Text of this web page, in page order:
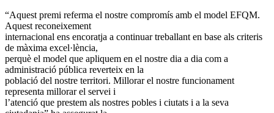
“Aquest premi referma el nostre compromís amb el model EFQM.
Aquest reconeixement
internacional ens encoratja a continuar treballant en base als criteris
de màxima excel·lència,
perquè el model que apliquem en el nostre dia a dia com a
administració pública reverteix en la
població del nostre territori. Millorar el nostre funcionament
representa millorar el servei i
l’atenció que prestem als nostres pobles i ciutats i a la seva